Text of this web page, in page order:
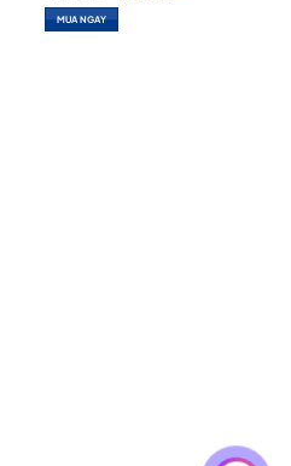
là:
5,500,000₫.
MUA NGAY